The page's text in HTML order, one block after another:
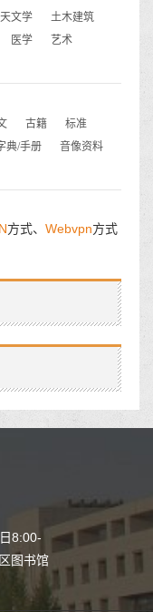
天文学
土木建筑
医学
艺术
古籍
标准
典/手册
音像资料
方式、 Webvpn方式
8:00-
图书馆
人工服务时间
22:00（兴隆山